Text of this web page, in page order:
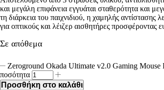
και μεγάλη επιφάνεια εγγυάται σταθερότητα και
τη διάρκεια του παιχνιδιού, η χαμηλής αντίστασης
για οπτικούς και λέιζερ αισθητήρες προσφέροντας
Σε απόθεμα
Zeroground Okada Ultimate v2.0 Gaming
ποσότητα
Προσθήκη στο καλάθι